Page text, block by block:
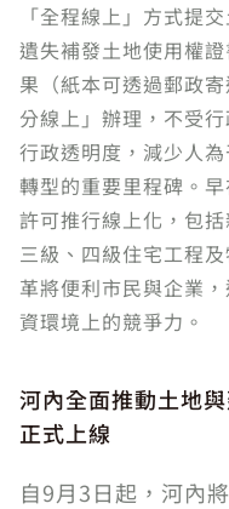
「全程線上」方式提
遺失補發土地使用權
果（紙本可透過郵政
分線上」辦理，不受
行政透明度，減少人
轉型的重要里程碑。
許可推行線上化，包
三級、四級住宅工程
革將便利市民與企業
資環境上的競爭力。
河內全面推動土地
正式上線
自9月3日起，河內